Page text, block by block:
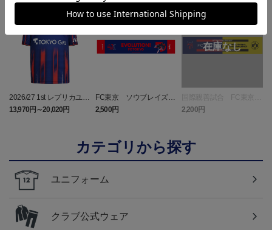
2026/27 1st レプリカユニ
フォーム 半袖
13,970円～20,020円
NEW
FC東京 ソウブレイズ
タオルマフラー
2,500円
国際親善試合 FC東京
対 ボルシア ドルトムン
ト プリントタオルマフ
2,200円
カテゴリから探す
ユニフォーム
クラブ公式ウェア